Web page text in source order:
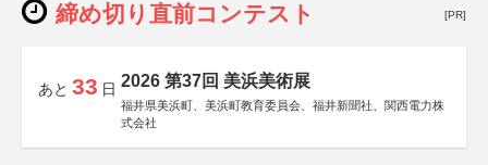
締め切り直前コンテスト [PR]
あと 33 日 2026 第37回 美浜美術展
福井県美浜町、美浜町教育委員会、福井新聞社、関西電力株
式会社